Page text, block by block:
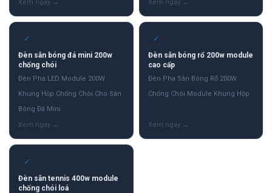
✓
Đèn sân bóng đá mini 200w
chống chói
Đèn Pha LED Module 200W
Khung Hộp Chống Chói Cho Sân
Bóng Đá Mini
✓
Đèn sân bóng rổ 200w module
cao cấp
Đèn Pha Sân Bóng Rổ 200W
Chống Chói Module Khung Hộp
✓
Đèn sân tennis 400w module
chống chói loá